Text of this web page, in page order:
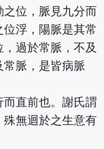
位，脈見九分而
浮，陽脈是其常
過於常脈，不及
脈，是皆病脈
直前也。謝氏謂
無迴於之生意有